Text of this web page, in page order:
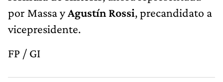
vicepresidente.
FP / GI